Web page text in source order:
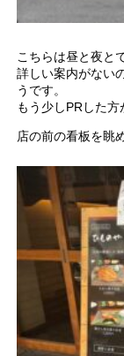
こちらは昼と夜と
詳しい案内がない
うです。
もう少しPRした方
店の前の看板を眺